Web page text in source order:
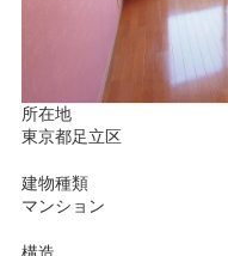
所在地
東京都足立区
建物種類
マンション